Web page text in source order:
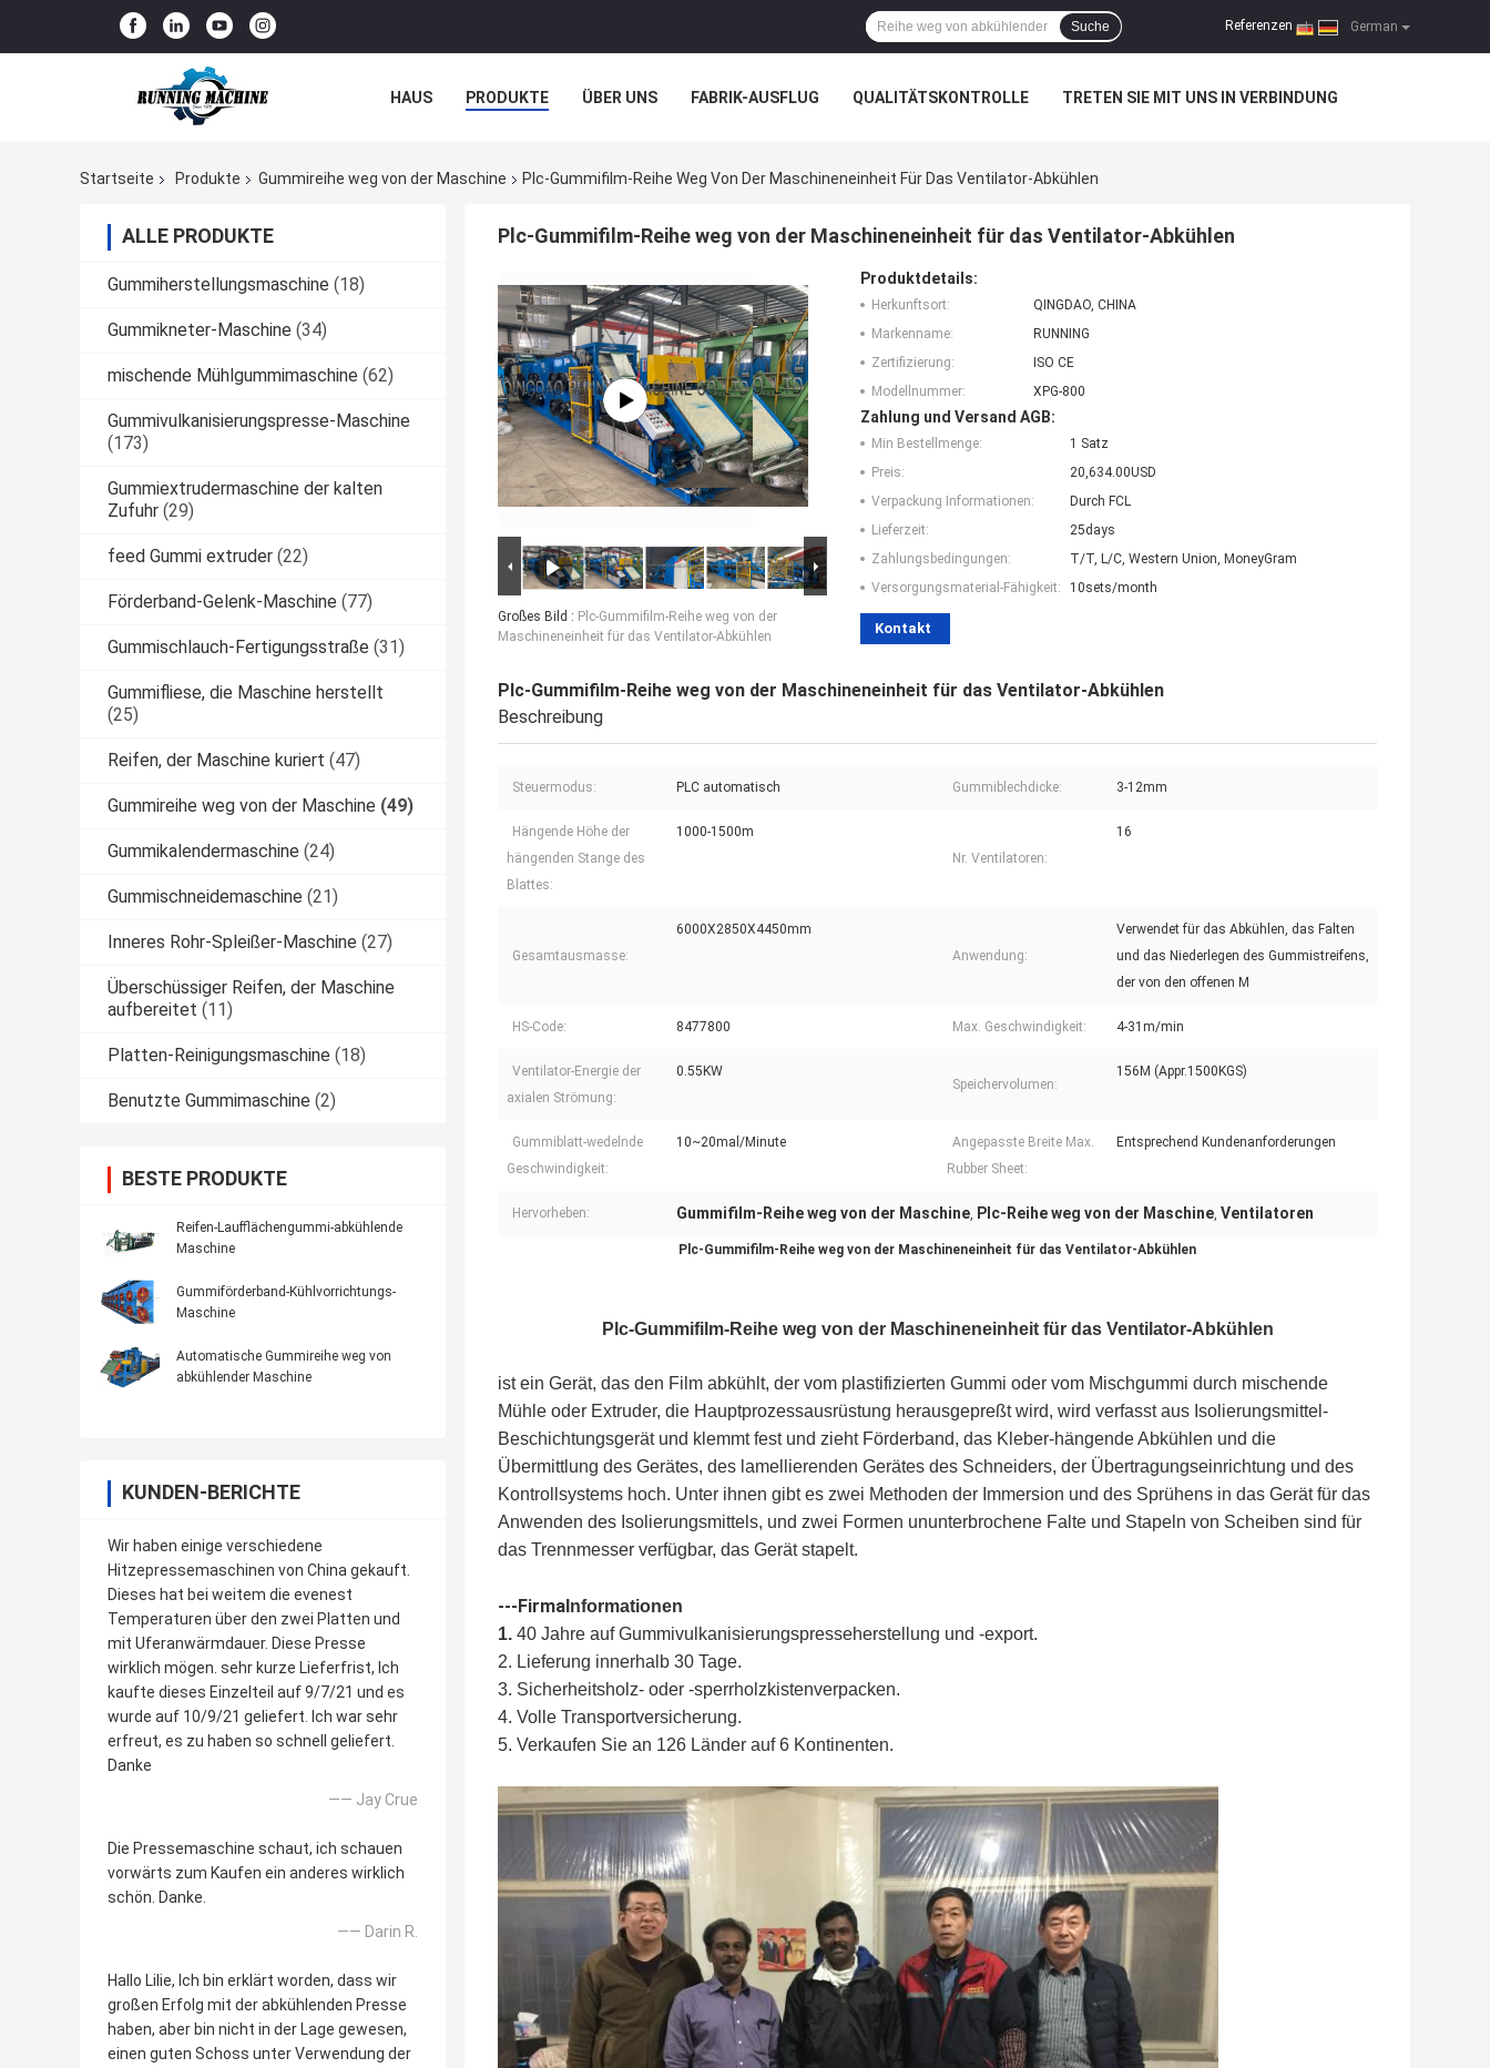
German
Referenzen |
Suche
HAUS PRODUKTE ÜBER UNS FABRIK-AUSFLUG QUALITÄTSKONTROLLE TRETEN SIE MIT UNS IN VERBINDUNG
Startseite
Produkte Gummireihe weg von der Maschine Plc-Gummifilm-Reihe Weg Von Der Maschineneinheit Für Das Ventilator-Abkühlen
ALLE PRODUKTE
Gummiherstellungsmaschine (18)
Gummikneter-Maschine (34)
mischende Mühlgummimaschine (62)
Gummivulkanisierungspresse-Maschine
(173)
Gummiextrudermaschine der kalten
Zufuhr (29)
feed Gummi extruder (22)
Förderband-Gelenk-Maschine (77)
Gummischlauch-Fertigungsstraße (31)
Gummifliese, die Maschine herstellt
(25)
Reifen, der Maschine kuriert (47)
Gummireihe weg von der Maschine (49)
Gummikalendermaschine (24)
Gummischneidemaschine (21)
Inneres Rohr-Spleißer-Maschine (27)
Überschüssiger Reifen, der Maschine
aufbereitet (11)
Platten-Reinigungsmaschine (18)
Benutzte Gummimaschine (2)
BESTE PRODUKTE
Reifen-Laufflächengummi-abkühlende
Maschine
Gummiförderband-Kühlvorrichtungs-
Maschine
Automatische Gummireihe weg von
abkühlender Maschine
KUNDEN-BERICHTE
Wir haben einige verschiedene
Hitzepressemaschinen von China gekauft.
Dieses hat bei weitem die evenest
Temperaturen über den zwei Platten und
mit Uferanwärmdauer. Diese Presse
wirklich mögen. sehr kurze Lieferfrist, Ich
kaufte dieses Einzelteil auf 9/7/21 und es
wurde auf 10/9/21 geliefert. Ich war sehr
erfreut, es zu haben so schnell geliefert.
Danke
—— Jay Crue
Die Pressemaschine schaut, ich schauen
vorwärts zum Kaufen ein anderes wirklich
schön. Danke.
—— Darin R.
Hallo Lilie, Ich bin erklärt worden, dass wir
großen Erfolg mit der abkühlenden Presse
haben, aber bin nicht in der Lage gewesen,
einen guten Schoss unter Verwendung der
Plc-Gummifilm-Reihe weg von der Maschineneinheit für das Ventilator-Abkühlen
Großes Bild : Plc-Gummifilm-Reihe weg von der
Maschineneinheit für das Ventilator-Abkühlen
Produktdetails:
Herkunftsort:
QINGDAO, CHINA
Markenname:
RUNNING
Zertifizierung:
ISO CE
Modellnummer:
XPG-800
Zahlung und Versand AGB:
Min Bestellmenge:
1 Satz
Preis:
20,634.00USD
Verpackung Informationen:
Durch FCL
Lieferzeit:
25days
Zahlungsbedingungen:
T/T, L/C, Western Union, MoneyGram
Versorgungsmaterial-Fähigkeit:
10sets/month
Kontakt
Plc-Gummifilm-Reihe weg von der Maschineneinheit für das Ventilator-Abkühlen
Beschreibung
Steuermodus: PLC automatisch Gummiblechdicke: 3-12mm
Hängende Höhe der
hängenden Stange des
Blattes:
1000-1500m
Nr. Ventilatoren:
16
Gesamtausmasse:
6000X2850X4450mm
Anwendung:
Verwendet für das Abkühlen, das Falten
und das Niederlegen des Gummistreifens,
der von den offenen M
HS-Code: 8477800 Max. Geschwindigkeit: 4-31m/min
Ventilator-Energie der
axialen Strömung:
0.55KW
Speichervolumen:
156M (Appr.1500KGS)
Gummiblatt-wedelnde
Geschwindigkeit:
10~20mal/Minute
Angepasste Breite Max.
Rubber Sheet:
Entsprechend Kundenanforderungen
Hervorheben: Gummifilm-Reihe weg von der Maschine, Plc-Reihe weg von der Maschine, Ventilatoren
Plc-Gummifilm-Reihe weg von der Maschineneinheit für das Ventilator-Abkühlen
Plc-Gummifilm-Reihe weg von der Maschineneinheit für das Ventilator-Abkühlen
ist ein Gerät, das den Film abkühlt, der vom plastifizierten Gummi oder vom Mischgummi durch mischende
Mühle oder Extruder, die Hauptprozessausrüstung herausgepreßt wird, wird verfasst aus Isolierungsmittel-
Beschichtungsgerät und klemmt fest und zieht Förderband, das Kleber-hängende Abkühlen und die
Übermittlung des Gerätes, des lamellierenden Gerätes des Schneiders, der Übertragungseinrichtung und des
Kontrollsystems hoch. Unter ihnen gibt es zwei Methoden der Immersion und des Sprühens in das Gerät für das
Anwenden des Isolierungsmittels, und zwei Formen ununterbrochene Falte und Stapeln von Scheiben sind für
das Trennmesser verfügbar, das Gerät stapelt.
---Firma Informationen
1. 40 Jahre auf Gummivulkanisierungspresseherstellung und -export.
2. Lieferung innerhalb 30 Tage.
3. Sicherheitsholz- oder -sperrholzkistenverpacken.
4. Volle Transportversicherung.
5. Verkaufen Sie an 126 Länder auf 6 Kontinenten.